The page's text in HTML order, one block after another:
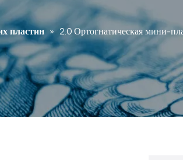
пластин » 2.0 Ортогнатическая мини-